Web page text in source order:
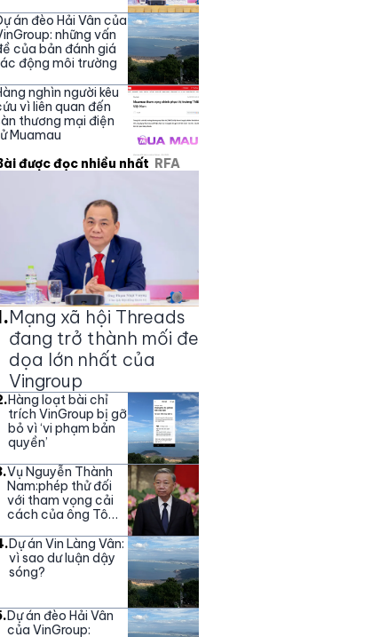
án đèo Hải Vân của
những vấn
của bản đánh giá
động môi trường
nghìn người kêu
vì liên quan đến
thương mại điện
Muamau
được đọc nhiều nhất RFA
.Mạng xã hội Threads
đang trở thành mối đe
dọa lớn nhất của
Vingroup
.Hàng loạt bài chỉ
trích VinGroup bị gỡ
bỏ vì ‘vi phạm bản
quyền’
.Vụ Nguyễn Thành
Nam:phép thử đối
với tham vọng cải
cách của ông Tô
.Dự án Vin Làng Vân:
vì sao dư luận dậy
sóng?
.Dự án đèo Hải Vân
của VinGroup: